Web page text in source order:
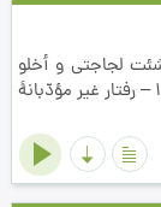
شئت لجاجتي و أخلو
به حيث شئت لسري بغير شفيع فيقضي لي حاجتي. 1 – رفتار غير مؤدّبانۀ